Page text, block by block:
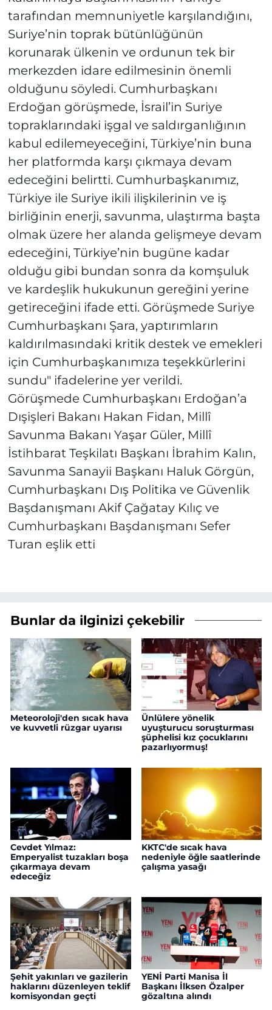
tarafından memnuniyetle karşılandığını,
Suriye’nin toprak bütünlüğünün
korunarak ülkenin ve ordunun tek bir
merkezden idare edilmesinin önemli
olduğunu söyledi. Cumhurbaşkanı
Erdoğan görüşmede, İsrail’in Suriye
topraklarındaki işgal ve saldırganlığının
kabul edilemeyeceğini, Türkiye’nin buna
her platformda karşı çıkmaya devam
edeceğini belirtti. Cumhurbaşkanımız,
Türkiye ile Suriye ikili ilişkilerinin ve iş
birliğinin enerji, savunma, ulaştırma başta
olmak üzere her alanda gelişmeye devam
edeceğini, Türkiye’nin bugüne kadar
olduğu gibi bundan sonra da komşuluk
ve kardeşlik hukukunun gereğini yerine
getireceğini ifade etti. Görüşmede Suriye
Cumhurbaşkanı Şara, yaptırımların
kaldırılmasındaki kritik destek ve emekleri
için Cumhurbaşkanımıza teşekkürlerini
sundu" ifadelerine yer verildi.
Görüşmede Cumhurbaşkanı Erdoğan’a
Dışişleri Bakanı Hakan Fidan, Millî
Savunma Bakanı Yaşar Güler, Millî
İstihbarat Teşkilatı Başkanı İbrahim Kalın,
Savunma Sanayii Başkanı Haluk Görgün,
Cumhurbaşkanı Dış Politika ve Güvenlik
Başdanışmanı Akif Çağatay Kılıç ve
Cumhurbaşkanı Başdanışmanı Sefer
Turan eşlik etti
Bunlar da ilginizi çekebilir
Meteoroloji'den sıcak hava
ve kuvvetli rüzgar uyarısı
Ünlülere yönelik
uyuşturucu soruşturması
şüphelisi kız çocuklarını
pazarlıyormuş!
Cevdet Yılmaz:
Emperyalist tuzakları boşa
çıkarmaya devam
edeceğiz
KKTC'de sıcak hava
nedeniyle öğle saatlerinde
çalışma yasağı
Şehit yakınları ve gazilerin
haklarını düzenleyen teklif
komisyondan geçti
YENİ Parti Manisa İl
Başkanı İlksen Özalper
gözaltına alındı